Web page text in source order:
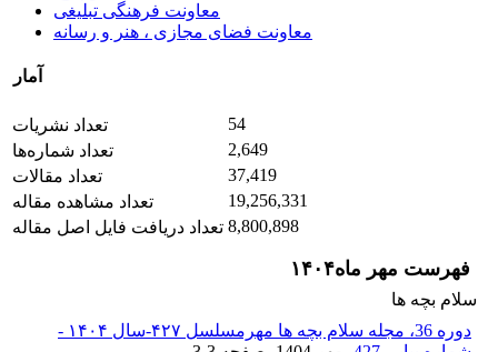
معاونت فرهنگی تبلیغی
معاونت فضای مجازی ، هنر و رسانه
آمار
تعداد نشریات
54
تعداد شماره‌ها
2,649
تعداد مقالات
37,419
تعداد مشاهده مقاله
19,256,331
تعداد دریافت فایل اصل مقاله 8,800,898
فهرست مهر ماه۱۴۰۴
سلام بچه ها
دوره 36، مجله سلام بچه ها مهرمسلسل ۴۲۷-سال ۱۴۰۴ -